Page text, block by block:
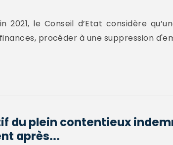
le Conseil d’Etat considère
procéder à une suppression
du plein contentieux
après...